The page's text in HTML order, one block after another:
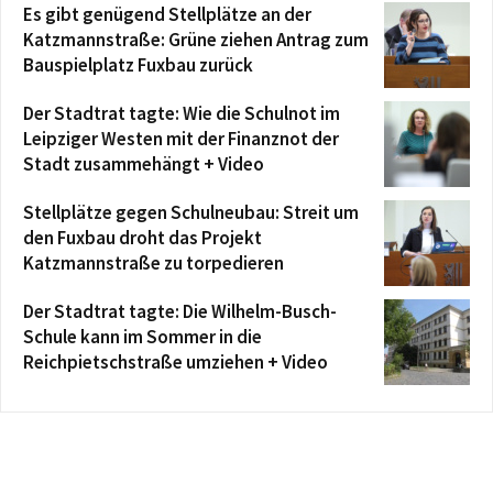
Es gibt genügend Stellplätze an der
Katzmannstraße: Grüne ziehen Antrag zum
Bauspielplatz Fuxbau zurück
Der Stadtrat tagte: Wie die Schulnot im
Leipziger Westen mit der Finanznot der
Stadt zusammehängt + Video
Stellplätze gegen Schulneubau: Streit um
den Fuxbau droht das Projekt
Katzmannstraße zu torpedieren
Der Stadtrat tagte: Die Wilhelm-Busch-
Schule kann im Sommer in die
Reichpietschstraße umziehen + Video